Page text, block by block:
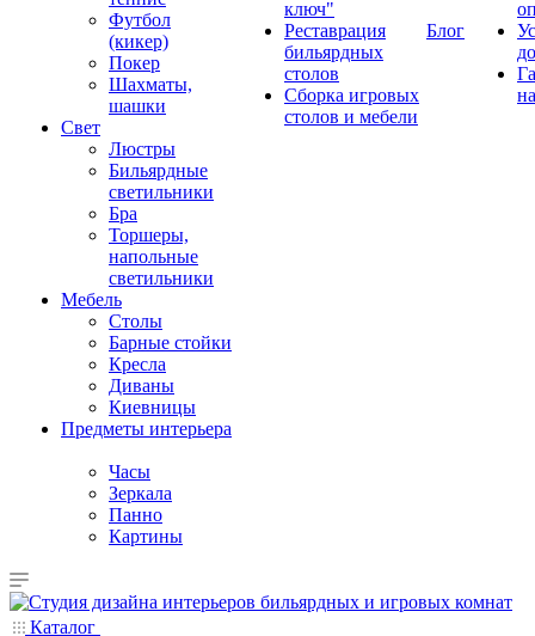
Футбол
(кикер)
Покер
Шахматы,
шашки
Свет
Люстры
Бильярдные
светильники
Бра
Торшеры,
напольные
светильники
Мебель
Столы
Барные стойки
Кресла
Диваны
Киевницы
Предметы интерьера
Часы
Зеркала
Панно
Картины
ключ"
Реставрация
бильярдных
столов
Сборка игровых
столов и мебели
Блог
Каталог